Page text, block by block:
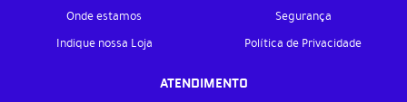
Onde estamos
Indique nossa Loja
Segurança
Política de Privacidade
ATENDIMENTO